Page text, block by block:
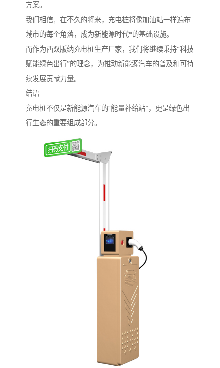
方案。
我们相信，在不久的将来，充电桩将像加油站一样遍布
城市的每个角落，成为新能源时代*的基础设施。
而作为西双版纳充电桩生产厂家，我们将继续秉持“科技
赋能绿色出行”的理念，为推动新能源汽车的普及和可持
续发展贡献力量。
结语
充电桩不仅是新能源汽车的“能量补给站”，更是绿色出
行生态的重要组成部分。